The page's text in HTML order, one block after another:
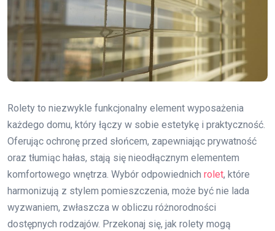
Rolety to niezwykle funkcjonalny element wyposażenia
każdego domu, który łączy w sobie estetykę i praktyczność.
Oferując ochronę przed słońcem, zapewniając prywatność
oraz tłumiąc hałas, stają się nieodłącznym elementem
komfortowego wnętrza. Wybór odpowiednich rolet, które
harmonizują z stylem pomieszczenia, może być nie lada
wyzwaniem, zwłaszcza w obliczu różnorodności
dostępnych rodzajów. Przekonaj się, jak rolety mogą